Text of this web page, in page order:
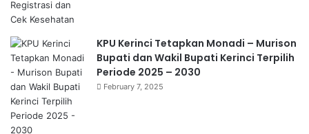
KPU Kerinci Tetapkan Monadi – Murison
Bupati dan Wakil Bupati Kerinci Terpilih
Periode 2025 – 2030
February 7, 2025